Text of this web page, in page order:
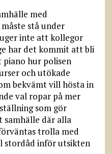
med
stå under
inte att kollegor
har det kommit att bli
hur polisen
och utökade
bekvämt vill hösta in
val ropar på mer
som gör
samhälle där alla
trolla med
stordåd inför utsikten